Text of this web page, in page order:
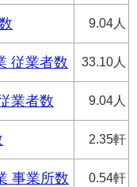
9.04人
従業者数 33.10人
業者数 9.04人
2.35軒
事業所数 0.54軒